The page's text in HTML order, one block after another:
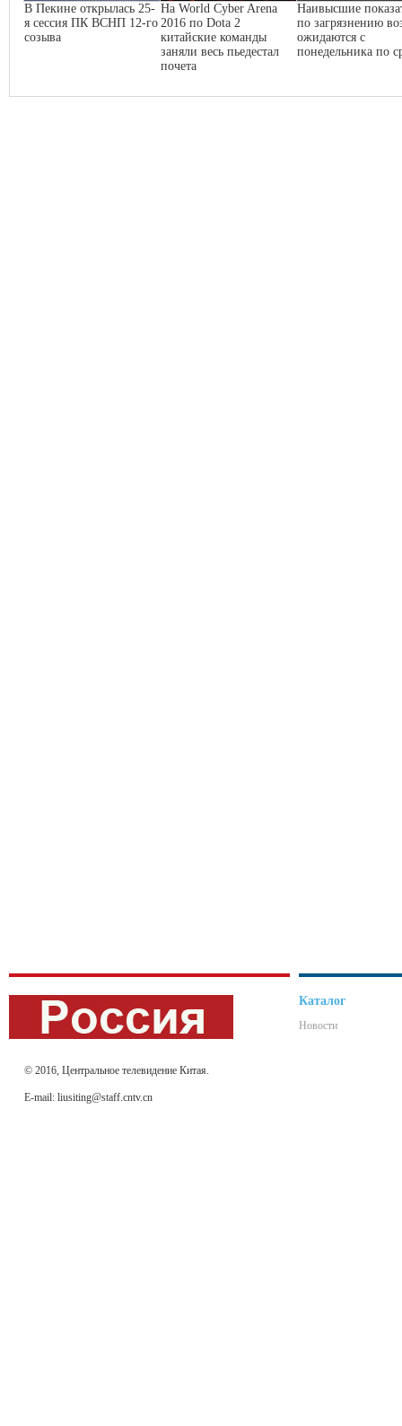
В Пекине открылась 25-
я сессия ПК ВСНП 12-го
созыва
На World Cyber Arena
2016 по Dota 2
китайские команды
заняли весь пьедестал
почета
Наивысшие
по загрязнению
ожидаются с
понедельника по
© 2016, Центральное телевидение Китая.
E-mail: liusiting@staff.cntv.cn
Каталог
Новости